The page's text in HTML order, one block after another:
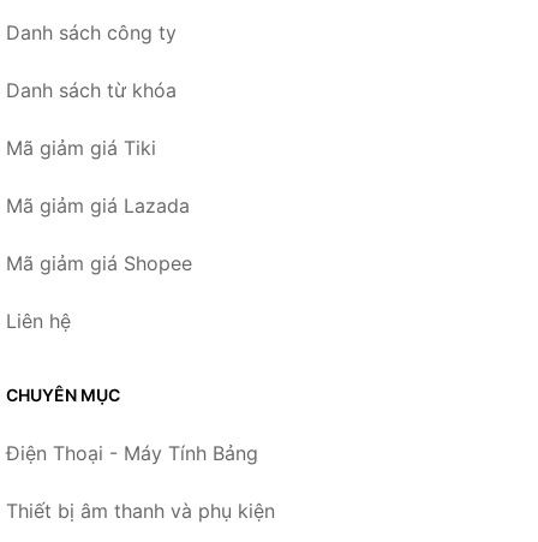
Danh sách công ty
Danh sách từ khóa
Mã giảm giá Tiki
Mã giảm giá Lazada
Mã giảm giá Shopee
Liên hệ
CHUYÊN MỤC
Điện Thoại - Máy Tính Bảng
Thiết bị âm thanh và phụ kiện